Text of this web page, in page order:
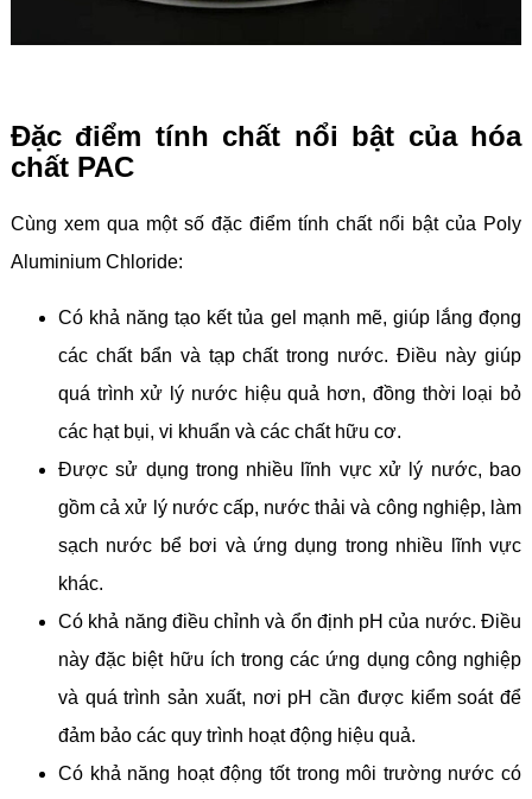
Đặc điểm tính chất nổi bật của hóa
chất PAC
Cùng xem qua một số đặc điểm tính chất nổi bật của Poly
Aluminium Chloride:
Có khả năng tạo kết tủa gel mạnh mẽ, giúp lắng đọng
các chất bẩn và tạp chất trong nước. Điều này giúp
quá trình xử lý nước hiệu quả hơn, đồng thời loại bỏ
các hạt bụi, vi khuẩn và các chất hữu cơ.
Được sử dụng trong nhiều lĩnh vực xử lý nước, bao
gồm cả xử lý nước cấp, nước thải và công nghiệp, làm
sạch nước bể bơi và ứng dụng trong nhiều lĩnh vực
khác.
Có khả năng điều chỉnh và ổn định pH của nước. Điều
này đặc biệt hữu ích trong các ứng dụng công nghiệp
và quá trình sản xuất, nơi pH cần được kiểm soát để
đảm bảo các quy trình hoạt động hiệu quả.
Có khả năng hoạt động tốt trong môi trường nước có